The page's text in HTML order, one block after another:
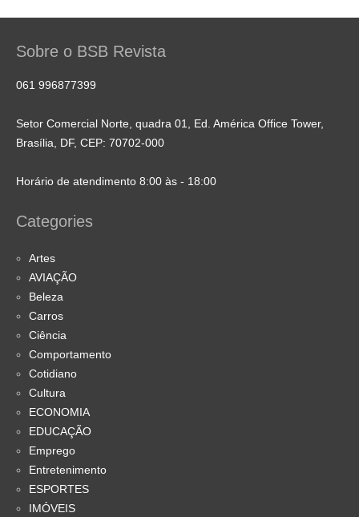
Sobre o BSB Revista
061 996877399
Setor Comercial Norte, quadra 01, Ed. América Office Tower,
Brasília, DF, CEP: 70702-000
Horário de atendimento 8:00 às - 18:00
Categories
Artes
AVIAÇÃO
Beleza
Carros
Ciência
Comportamento
Cotidiano
Cultura
ECONOMIA
EDUCAÇÃO
Emprego
Entretenimento
ESPORTES
IMÓVEIS